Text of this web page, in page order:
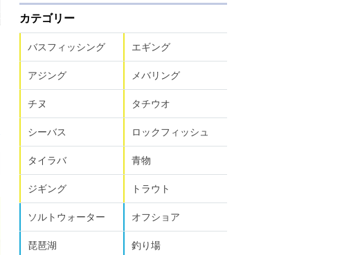
カテゴリー
バスフィッシング エギング
アジング メバリング
チヌ タチウオ
シーバス ロックフィッシュ
タイラバ 青物
ジギング トラウト
ソルトウォーター オフショア
琵琶湖 釣り場